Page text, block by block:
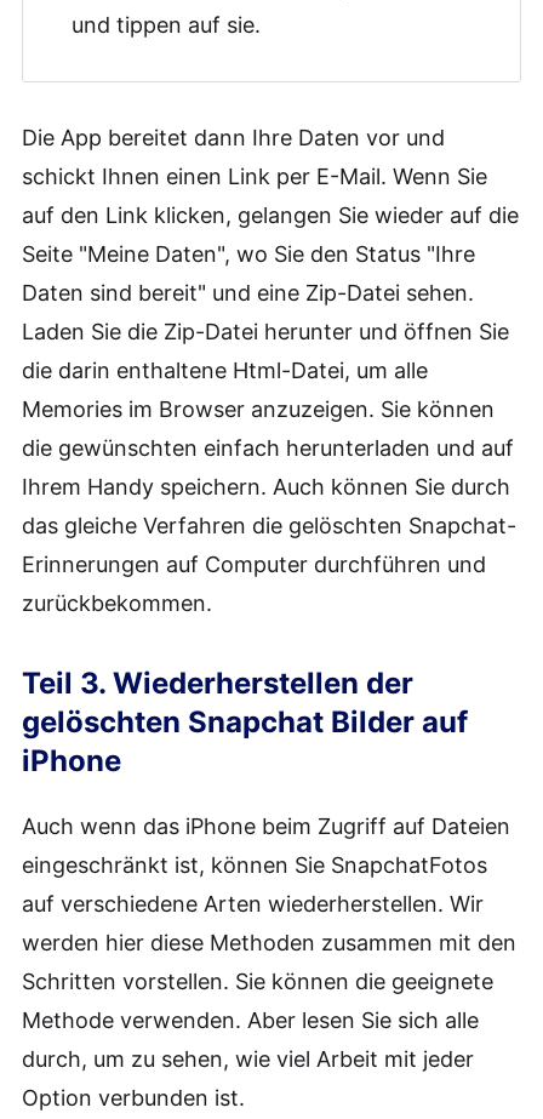
und tippen auf sie.
Die App bereitet dann Ihre Daten vor und
schickt Ihnen einen Link per E-Mail. Wenn Sie
auf den Link klicken, gelangen Sie wieder auf die
Seite "Meine Daten", wo Sie den Status "Ihre
Daten sind bereit" und eine Zip-Datei sehen.
Laden Sie die Zip-Datei herunter und öffnen Sie
die darin enthaltene Html-Datei, um alle
Memories im Browser anzuzeigen. Sie können
die gewünschten einfach herunterladen und auf
Ihrem Handy speichern. Auch können Sie durch
das gleiche Verfahren die gelöschten Snapchat-
Erinnerungen auf Computer durchführen und
zurückbekommen.
Teil 3. Wiederherstellen der
gelöschten Snapchat Bilder auf
iPhone
Auch wenn das iPhone beim Zugriff auf Dateien
eingeschränkt ist, können Sie SnapchatFotos
auf verschiedene Arten wiederherstellen. Wir
werden hier diese Methoden zusammen mit den
Schritten vorstellen. Sie können die geeignete
Methode verwenden. Aber lesen Sie sich alle
durch, um zu sehen, wie viel Arbeit mit jeder
Option verbunden ist.